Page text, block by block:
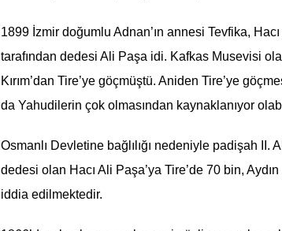
1899 İzmir doğumlu Adnan’ın annesi Tevfika,
tarafından dedesi Ali Paşa idi. Kafkas Musevisi
Kırım’dan Tire’ye göçmüştü. Aniden Tire’ye
da Yahudilerin çok olmasından kaynaklanıyor
Osmanlı Devletine bağlılığı nedeniyle padişah II.
dedesi olan Hacı Ali Paşa’ya Tire’de 70 bin,
iddia edilmektedir.